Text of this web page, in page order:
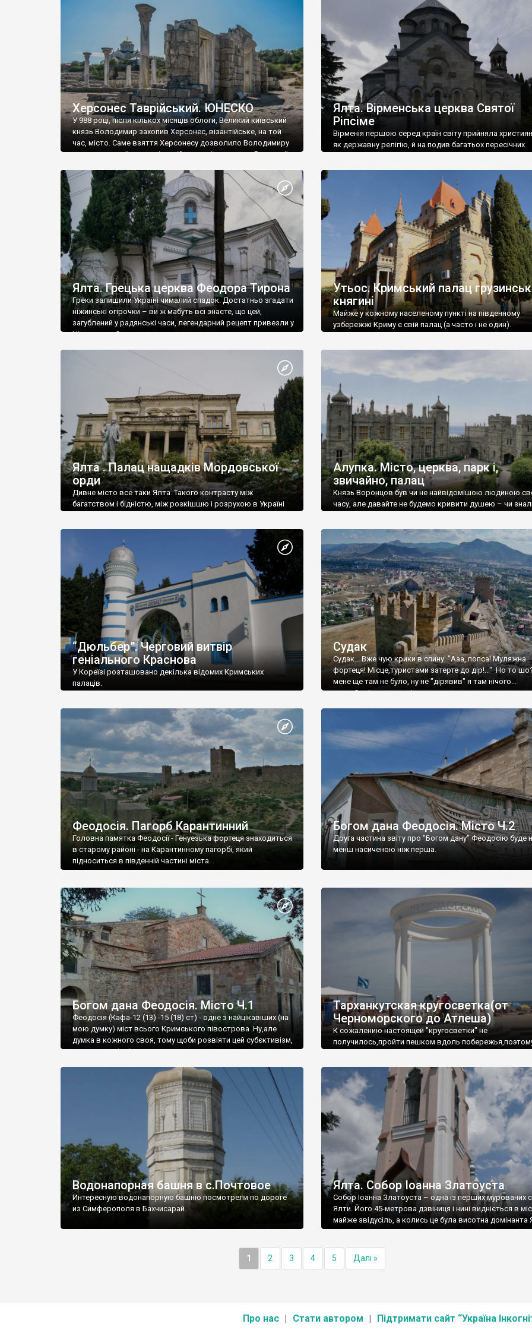
візантійської доби. Раритети викрадені з фондів об’єкту
культурної спадщини ЮНЕСКО «Херсонеса Таврійського».
Офіційно – на виставку «Золото Візантії», але експерти та
влада в Україні вважають це лише […]
називаються «повстяками» (postaki)…” “Вино. Крим
виробляє відмінне вино і його вдосталь: воно все
легке біле і дуже […]
Херсонес Таврійський. ЮНЕСКО
У 988 році, після кількох місяців облоги, Великий київський
князь Володимир захопив Херсонес, візантійське, на той
час, місто. Саме взяття Херсонесу дозволило Володимиру
диктувати свої умови візантійському імператору Василю ІІ,
Херсонесі Володимир-язичник, став Василем-
християнином. А потім було Хрещення Русі. На честь
Херсонесу Таврійського названо місто […]
Ялта. Вірменська церква Святої
Ріпсіме
Вірменія першою серед країн світу прийняла
як державну релігію, й на подив багатьох пересічних
Ялта. Грецька церква Феодора Тирона
Греки залишили Україні чималий спадок. Достатньо згадати
ніжинські огірочки – ви ж мабуть всі знаєте, що цей,
загублений у радянські часи, легендарний рецепт привезли у
Ніжин греки?
Утьос. Кримський палац
княгині
Майже у кожному населеному пункті на південному
узбережжі Криму є свій палац (а часто і не один).
Ялта . Палац нащадків Мордовської
орди
Дивне місто все таки Ялта. Такого контрасту між
багатством і бідністю, між розкішшю і розрухою в Україні
Алупка. Місто, церква, парк і,
звичайно, палац
Князь Воронцов був чи не найвідомішою людиною
часу, але давайте не будемо кривити душею – чи
“Дюльбер”. Черговий витвір
геніального Краснова
У Кореїзі розташовано декілька відомих Кримських
палаців.
Судак
Судак... Вже чую крики в спину: "Ааа, попса! Муляжна
фортеця! Місце,туристами затерте до дір!..." Но то
мене ще там не було, ну не "дірявив" я там нічого...
принаймні до цього літа.
Феодосія. Пагорб Карантинний
Головна памятка Феодосії - Генуезька фортеця знаходиться
в старому районі - на Карантинному пагорбі, який
підноситься в південній частині міста.
Богом дана Феодосія. Місто Ч.2
Друга частина звіту про "Богом дану" Феодосію буде
менш насиченою ніж перша.
Богом дана Феодосія. Місто Ч.1
Феодосія (Кафа-12 (13) -15 (18) ст) - одне з найцікавіших (на
мою думку) міст всього Кримського півострова .Ну,але
думка в кожного своя, тому щоби розвіяти цей субєктивізм,
запрошую відвідати це
Тарханкутская кругосветка(от
Черноморского до Атлеша)
К сожалению настоящей "кругосветки" не
получилось,пройти пешком вдоль
Водонапорная башня в с.Почтовое
Интересную водонапорную башню посмотрели по дороге
из Симферополя в Бахчисарай.
Ялта. Собор Іоанна Златоуста
Собор Іоанна Златоуста – одна із перших мурованих
Ялти. Його 45-метрова дзвіниця і нині видніється в
майже звідусіль, а колись це була висотна домінанта
1 2 3 4 5 Далі »
Про нас Стати автором Підтримати сайт “Україна